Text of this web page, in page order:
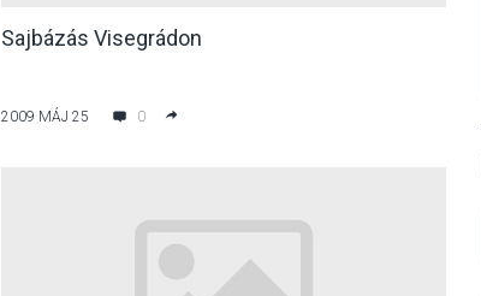
Sajbázás Visegrádon
2009 MÁJ 25 0